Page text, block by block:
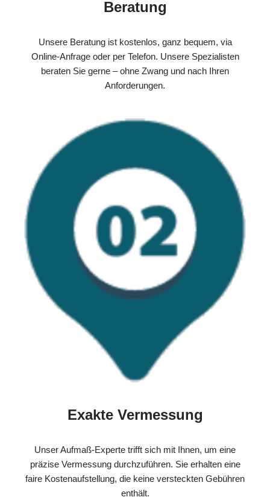
Beratung
Unsere Beratung ist kostenlos, ganz bequem, via
Online-Anfrage oder per Telefon. Unsere Spezialisten
beraten Sie gerne – ohne Zwang und nach Ihren
Anforderungen.
Exakte Vermessung
Unser Aufmaß-Experte trifft sich mit Ihnen, um eine
präzise Vermessung durchzuführen. Sie erhalten eine
faire Kostenaufstellung, die keine versteckten Gebühren
enthält.